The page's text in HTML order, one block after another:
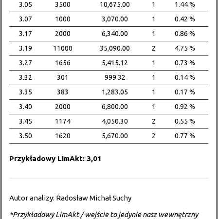
3.05
3500 10,675.00 1
1.44 %
3.07
1000 3,070.00 1
0.42 %
3.17
2000 6,340.00 1
0.86 %
3.19
11000 35,090.00 2
4.75 %
3.27
1656 5,415.12 1
0.73 %
3.32
301 999.32 1
0.14 %
3.35
383 1,283.05 1
0.17 %
3.40
2000 6,800.00 1
0.92 %
3.45
1174 4,050.30 2
0.55 %
3.50
1620 5,670.00 2 0.77 %
Przykładowy LimAkt: 3,01
Autor analizy: Radosław Michał Suchy
*Przykładowy LimAkt / wejście to jedynie nasz wewnętrzny